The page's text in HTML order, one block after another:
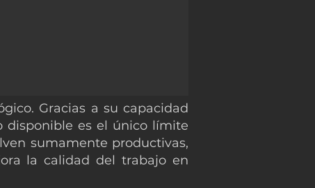
Gracias a su capacidad
disponible es el único límite
sumamente productivas,
la calidad del trabajo en